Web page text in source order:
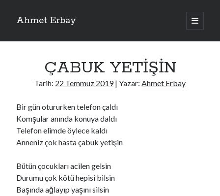
Ahmet Erbay
ana
menüyü
Yan
ELİF BENİ BIRAKMA
AĞLAMAYIN BOŞUNA
ÖLÜM GELSİN
DOĞRU YOLDAN ÇIKAMAM
Son Yorumlar
BAĞIŞLA ADINIiçin dario72
BAĞIŞLA ADINI içinold_betty6573
BAĞIŞLA ADINIiçinfoodie22
ÇABUK YETİŞİN
Tarih: 22 Temmuz 2019| Yazar: Ahmet Erbay
Bir gün otururken telefon çaldı
Komşular anında konuya daldı
Telefon elimde öylece kaldı
Anneniz çok hasta çabuk yetişin
Bütün çocukları acilen gelsin
Durumu çok kötü hepisi bilsin
Başında ağlayıp yaşını silsin